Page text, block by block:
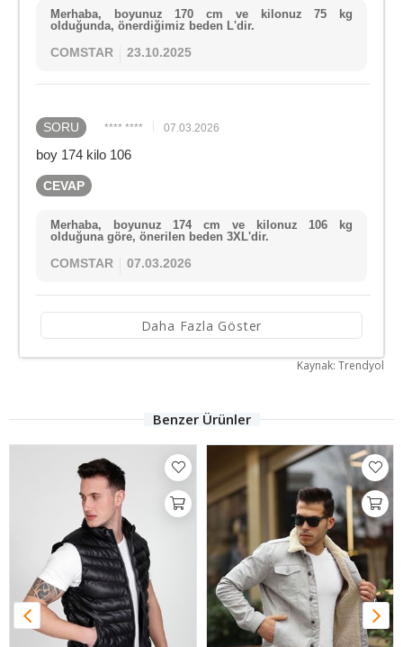
Merhaba, boyunuz 170 cm ve kilonuz 75 kg
olduğunda, önerdiğimiz beden L'dir.
COMSTAR 23.10.2025
SORU **** **** 07.03.2026
boy 174 kilo 106
CEVAP
Merhaba, boyunuz 174 cm ve kilonuz 106 kg
olduğuna göre, önerilen beden 3XL'dir.
COMSTAR 07.03.2026
Daha Fazla Göster
Kaynak: Trendyol
Benzer Ürünler